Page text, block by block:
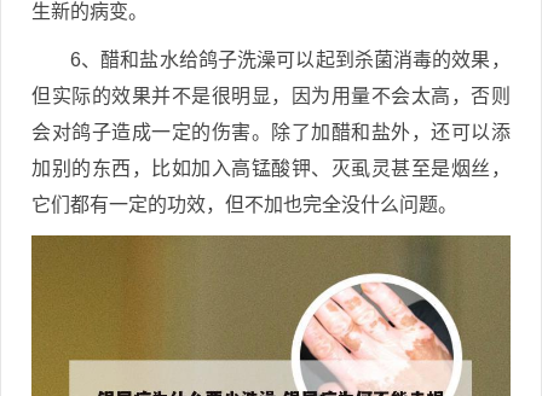
生新的病变。
6、醋和盐水给鸽子洗澡可以起到杀菌消毒的效果，
但实际的效果并不是很明显，因为用量不会太高，否则
会对鸽子造成一定的伤害。除了加醋和盐外，还可以添
加别的东西，比如加入高锰酸钾、灭虱灵甚至是烟丝，
它们都有一定的功效，但不加也完全没什么问题。